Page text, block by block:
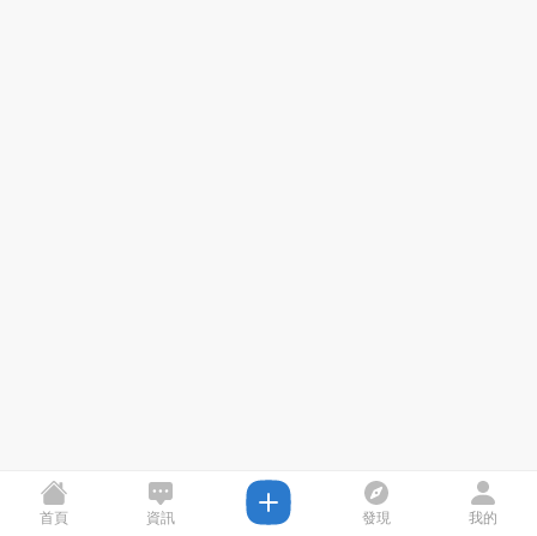
首頁 資訊 發現 我的